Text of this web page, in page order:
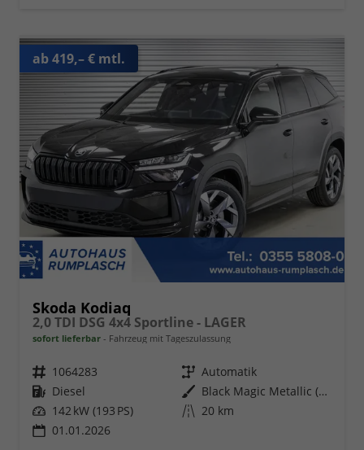
ab 419,– € mtl.
Skoda Kodiaq
2,0 TDI DSG 4x4 Sportline - LAGER
sofort lieferbar Fahrzeug mit Tageszulassung
Fahrzeugnr. 1064283 Getriebe Automatik
Kraftstoff Diesel Außenfarbe
Black Magic Metallic (1Z)
Leistung 142 kW (193 PS) Kilometerstand 20 km
01.01.2026